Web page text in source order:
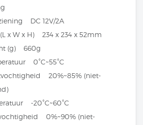
DC 12V/2A
x W x H) 234 x 234 x 52mm
(g) 660g
0°C~55°C
20%~85% (niet-
-20°C~60°C
0%~90% (niet-